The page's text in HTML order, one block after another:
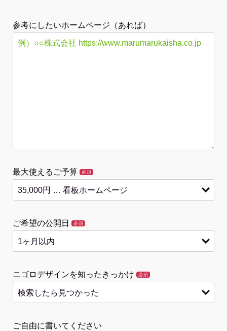
参考にしたいホームページ（あれば）
最大使えるご予算 必須
ご希望の公開日 必須
ニゴロデザインを知ったきっかけ 必須
ご自由に書いてください